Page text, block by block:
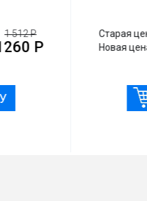
1 512 Р
1260 Р